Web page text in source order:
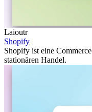
Laioutr
Shopify
Shopify ist eine
stationären Handel.